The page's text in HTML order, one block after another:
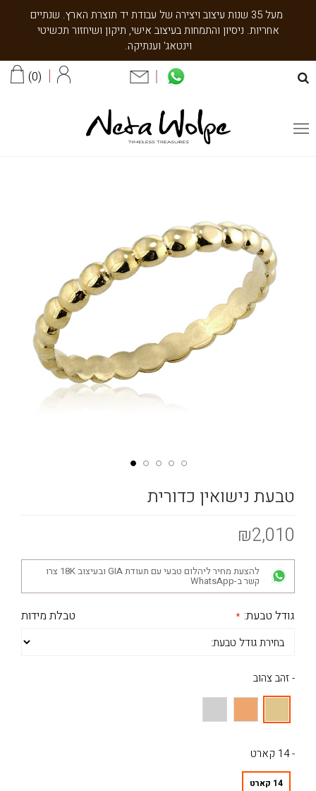
מעל 35 שנות עיצוב ויצירה של עבודת יד תוצרת הארץ. שנתיים
אחריות. ניסיון והתמחות בעיצוב אישי, תיקון ושיחזור תכשיטי
וינטאג' וענתיקה.
0
טבעת נישואין כדורית
₪2,010
להצעת מחיר ליהלום טבעי עם תעודת GIA ובעיצוב 18K צרו
קשר ב-WhatsApp
טבלת מידות גודל טבעת:
- זהב צהוב
- 14 קארט
14 קארט